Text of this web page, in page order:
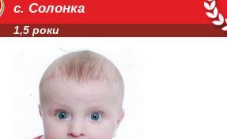
с. Солонка
1,5 роки